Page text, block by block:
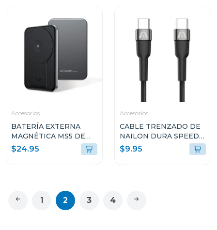
Accesorios
BATERÍA EXTERNA
MAGNÉTICA MS5 DE
5000MAH DE
ALUMINIO ARGPB1160
$24.95
Accesorios
CABLE TRENZADO DE
NAILON DURA SPEED
DE 240W TIPO-C A
TIPO-C PARA CARGA Y
$9.95
1 2 3 4